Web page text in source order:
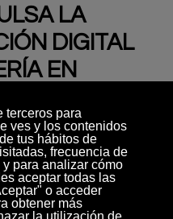
LA
DIGITAL
EN
transformar el sector
adaptadas a